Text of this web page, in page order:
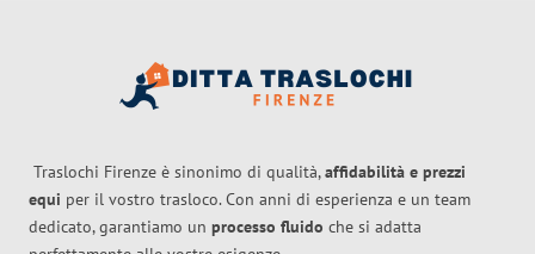
Traslochi Firenze è sinonimo di qualità,affidabilità e prezzi
equi per il vostro trasloco. Con anni di esperienza e un team
dedicato, garantiamo un processo fluido che si adatta